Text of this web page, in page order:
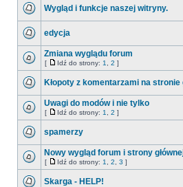
Wygląd i funkcje naszej witryny.
edycja
Zmiana wyglądu forum
[ Idź do strony: 1 2 ]
Kłopoty z komentarzami na stronie
Uwagi do modów i nie tylko
[ Idź do strony: 1 2 ]
spamerzy
Nowy wygląd forum i strony
[ Idź do strony: 1 2 3 ]
Skarga - HELP!